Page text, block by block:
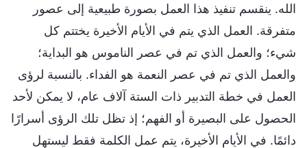
الله. ينقسم تنفيذ هذا العمل بصورة طبيعية إلى عصور
متفرقة. العمل الذي يتم في الأيام الأخيرة يختتم كل
شيء؛ والعمل الذي تم في عصر الناموس هو البداية؛
والعمل الذي تم في عصر النعمة هو الفداء. بالنسبة لرؤى
العمل في خطة التدبير ذات الستة آلاف عام، لا يمكن لأحد
الحصول على البصيرة أو الفهم؛ إذ تظل تلك الرؤى أسرارًا
دائمًا. في الأيام الأخيرة، يتم عمل الكلمة فقط ليستهل